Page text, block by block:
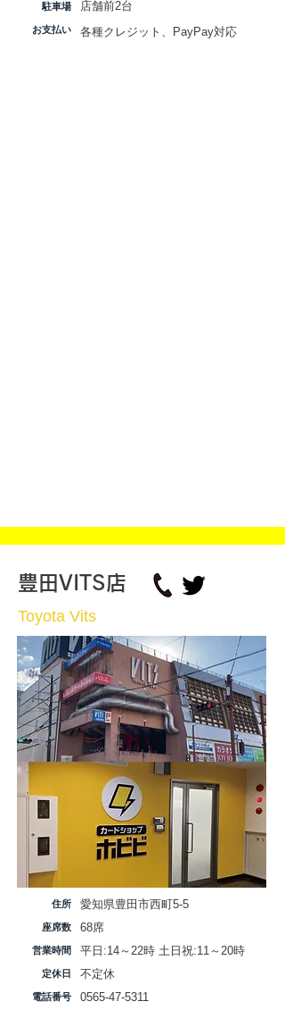
​駐車場
​お支払い
​店舗前2台
​各種クレジット、PayPay対応
豊田VITS店
Toyota Vits
​住所
​座席数
営業時間
定休日
​電話番号
愛知県豊田市西町5-5
​68席
平日:14～22時​ 土日祝:11～20時
​不定休
0565-47-5311